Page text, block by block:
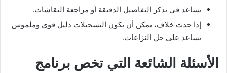
يساعد في تذكر التفاصيل الدقيقة أو مراجعة النقاشات.
إذا حدث خلاف، يمكن أن تكون التسجيلات دليل قوي وملموس
يساعد على حل النزاعات.
الأسئلة الشائعة التي تخص برنامج